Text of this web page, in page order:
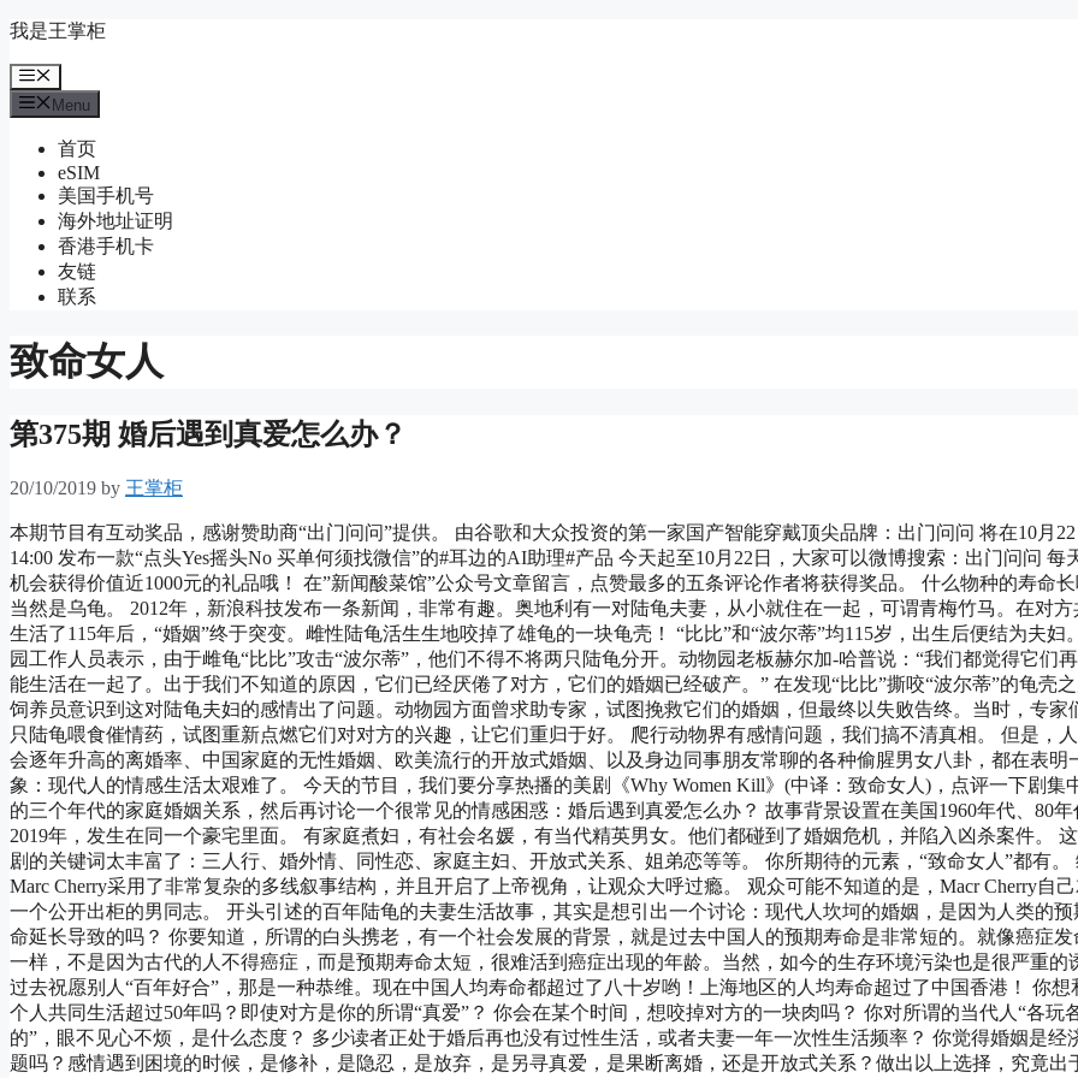
Skip
content
我是王掌柜
Menu
Menu
首页
eSIM
美国手机号
海外地址证明
香港手机卡
友链
联系
致命女人
第375期 婚后遇到真爱怎么办？
20/10/2019 by 王掌柜
本期节目有互动奖品，感谢赞助商“出门问问”提供。 由谷歌和大众投资的第一家国产智能穿戴顶尖品牌：出门问问 将在10月
14:00 发布一款“点头Yes摇头No 买单何须找微信”的#耳边的AI助理#产品 今天起至10月22日，大家可以微博搜索：出门问问 每
机会获得价值近1000元的礼品哦！ 在”新闻酸菜馆”公众号文章留言，点赞最多的五条评论作者将获得奖品。 什么物种的寿命
当然是乌龟。 2012年，新浪科技发布一条新闻，非常有趣。奥地利有一对陆龟夫妻，从小就住在一起，可谓青梅竹马。在对方
生活了115年后，“婚姻”终于突变。雌性陆龟活生生地咬掉了雄龟的一块龟壳！ “比比”和“波尔蒂”均115岁，出生后便结为夫妇
园工作人员表示，由于雌龟“比比”攻击“波尔蒂”，他们不得不将两只陆龟分开。动物园老板赫尔加-哈普说：“我们都觉得它们
能生活在一起了。出于我们不知道的原因，它们已经厌倦了对方，它们的婚姻已经破产。” 在发现“比比”撕咬“波尔蒂”的龟壳
饲养员意识到这对陆龟夫妇的感情出了问题。动物园方面曾求助专家，试图挽救它们的婚姻，但最终以失败告终。当时，专家
只陆龟喂食催情药，试图重新点燃它们对对方的兴趣，让它们重归于好。 爬行动物界有感情问题，我们搞不清真相。 但是，
会逐年升高的离婚率、中国家庭的无性婚姻、欧美流行的开放式婚姻、以及身边同事朋友常聊的各种偷腥男女八卦，都在表明
象：现代人的情感生活太艰难了。 今天的节目，我们要分享热播的美剧《Why Women Kill》(中译：致命女人)，点评一下剧集
的三个年代的家庭婚姻关系，然后再讨论一个很常见的情感困惑：婚后遇到真爱怎么办？ 故事背景设置在美国1960年代、80年
2019年，发生在同一个豪宅里面。​ 有家庭煮妇，有社会名媛，有当代精英男女。他们都碰到了婚姻危机，并陷入凶杀案件。
剧的关键词太丰富了​：三人行、婚外情、同性恋、家庭主妇、开放式关系、姐弟恋等等。 你所期待的元素，​“致命女人”都有。
Marc Cherry采用了非常复杂的多线叙事结构，并且开启了上帝视角，让观众​大呼过瘾。 观众可能不知道的是，Macr Cherry自
一个公开出柜的男同志​。 开头引述的百年陆龟的夫妻生活​故事，其实是想引出一个讨论：现代人坎坷的婚姻，是因为人类的预
命延长​导致的吗？ 你要知道，所谓的白头携老，有一个社会发展的背景，就是过去中国人的预期寿命是非常短的。就像癌症发
一样，不是因为古代的人不得癌症，而是预期寿命太短，很难活到癌症出现的​年龄。当然，如今的生存环境污染​也是很严重的
过去祝愿别人“百年好合”，那是一种恭维。现在中国人均寿命都超过了八十岁哟！上海地区的人均寿命超过了中国香港！ 你想
个人共同生活超过50年吗？即使对方是你的所谓“真爱”？ 你会在某个时间，想咬掉对方的一块肉吗？​ 你对所谓的当代人“各玩
的”，眼不见心不烦，是什么态度？ 多少读者正处于婚后再也没有过性生活，或者夫妻一年​一次性生活频率？ 你觉得婚姻是经
题吗？感情遇到困境的时候，是修补，是隐忍，是放弃，是另寻真爱，是果断离婚，还是开放式关系？做出以上选择，究竟出